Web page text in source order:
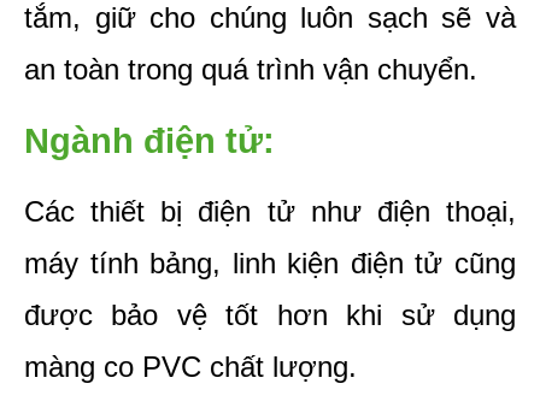
tắm, giữ cho chúng luôn sạch sẽ và
an toàn trong quá trình vận chuyển.
Ngành điện tử:
Các thiết bị điện tử như điện thoại,
máy tính bảng, linh kiện điện tử cũng
được bảo vệ tốt hơn khi sử dụng
màng co PVC chất lượng.